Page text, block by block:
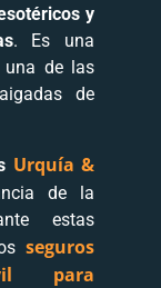
y
. Es una
una de las
de
Urquía &
de la
estas
seguros
para